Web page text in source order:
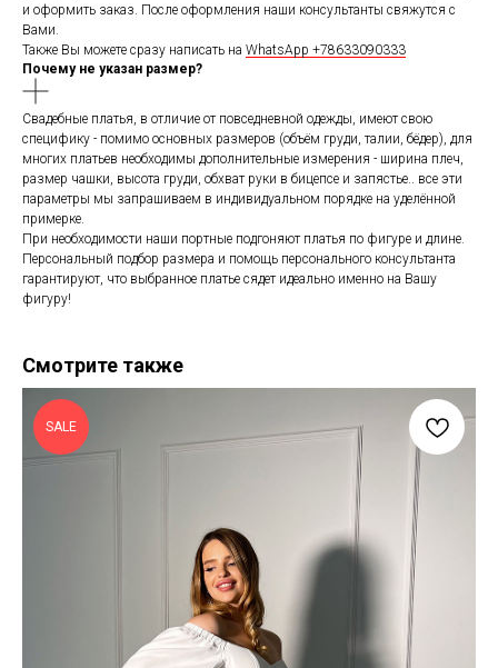
и оформить заказ. После оформления наши консультанты свяжутся с
Вами.
Также Вы можете сразу написать на WhatsApp +78633090333
Почему не указан размер?
Свадебные платья, в отличие от повседневной одежды, имеют свою
специфику - помимо основных размеров (объём груди, талии, бёдер), для
многих платьев необходимы дополнительные измерения - ширина плеч,
размер чашки, высота груди, обхват руки в бицепсе и запястье.. все эти
параметры мы запрашиваем в индивидуальном порядке на уделённой
примерке.
При необходимости наши портные подгоняют платья по фигуре и длине.
Персональный подбор размера и помощь персонального консультанта
гарантируют, что выбранное платье сядет идеально именно на Вашу
фигуру!
Смотрите также
SALE